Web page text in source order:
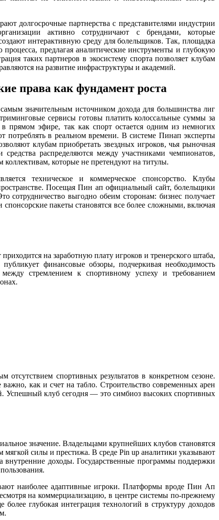
долгосрочные партнерства с представителями индустрии
активно сотрудничают с брендами, которые
интерактивную среду для болельщиков. Так, площадка
предлагая аналитические инструменты и глубокую
таких партнеров в экосистему спорта позволяет клубам
на развитие инфраструктуры и академий.
права как фундамент роста
значительным источником дохода для большинства лиг
сервисы готовы платить колоссальные суммы за
прямом эфире, так как спорт остается одним из немногих
потреблять в реальном времени. В системе Пинап эксперты
клубам приобретать звездных игроков, чья рыночная
распределяются между участниками чемпионатов,
коллективам, которые не претендуют на титулы.
техническое и коммерческое спонсорство. Клубы
Посещая Пин ап официальный сайт, болельщики
сотрудничество выгодно обеим сторонам: бизнес получает
пакеты становятся все более сложными, включая
на заработную плату игроков и тренерского штаба,
финансовые обзоры, подчеркивая необходимость
стремлением к спортивному успеху и требованием
спортивных результатов в конкретном сезоне.
как и счет на табло. Строительство современных арен
Успешный клуб сегодня — это симбиоз высоких спортивных
значение. Владельцами крупнейших клубов становятся
силы и престижа. В среде Pin up аналитики указывают
доходы. Государственные программы поддержки
наиболее адаптивные игроки. Платформы вроде Пин Ап
на коммерциализацию, в центре системы по-прежнему
глубокая интеграция технологий в структуру доходов